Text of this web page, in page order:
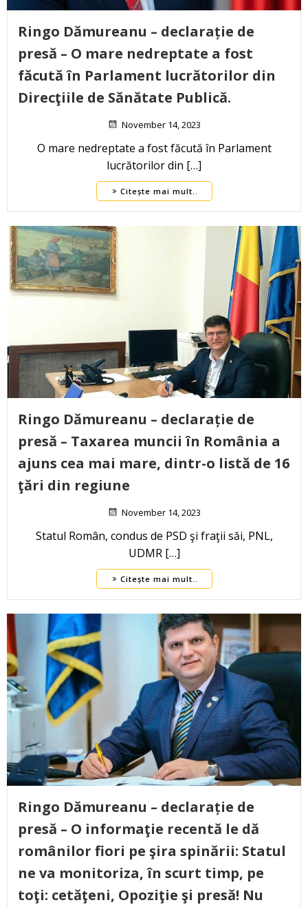
Ringo Dămureanu – declarație de
presă – O mare nedreptate a fost
făcută în Parlament lucrătorilor din
Direcţiile de Sănătate Publică.
November 14, 2023
O mare nedreptate a fost făcută în Parlament
lucrătorilor din […]
Citește mai mult..
Ringo Dămureanu – declarație de
presă – Taxarea muncii în România a
ajuns cea mai mare, dintr-o listă de 16
ţări din regiune
November 14, 2023
Statul Român, condus de PSD şi fraţii săi, PNL,
UDMR […]
Citește mai mult..
Ringo Dămureanu – declarație de
presă – O informaţie recentă le dă
românilor fiori pe şira spinării: Statul
ne va monitoriza, în scurt timp, pe
toţi: cetăţeni, Opoziţie şi presă! Nu